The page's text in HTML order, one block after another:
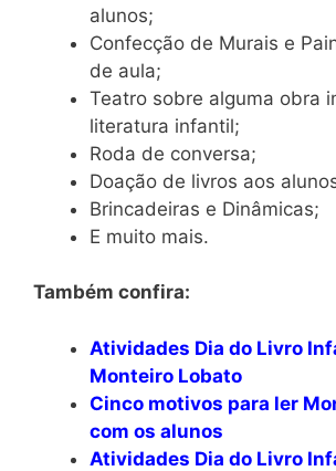
alunos;
Confecção de Murais e
de aula;
Teatro sobre alguma obra
literatura infantil;
Roda de conversa;
Doação de livros aos
Brincadeiras e Dinâmicas;
E muito mais.
Também confira:
Atividades Dia do Livro
Monteiro Lobato
Cinco motivos para ler
com os alunos
Atividades Dia do Livro